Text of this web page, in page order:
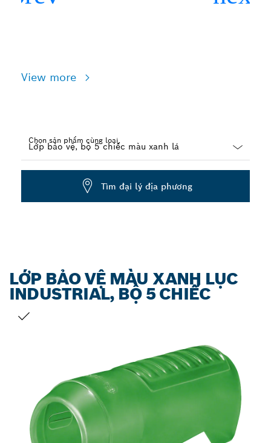
View more
Chọn sản phẩm cùng loại
Tìm đại lý địa phương
LỚP BẢO VỆ MÀU XANH LỤC
INDUSTRIAL, BỘ 5 CHIẾC